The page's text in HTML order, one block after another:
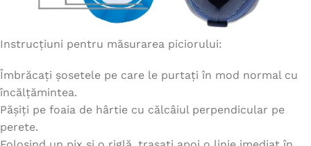
Instrucțiuni pentru măsurarea piciorului:
Îmbrăcați șosetele pe care le purtați în mod normal cu
încălțămintea.
Pășiți pe foaia de hârtie cu călcâiul perpendicular pe
perete.